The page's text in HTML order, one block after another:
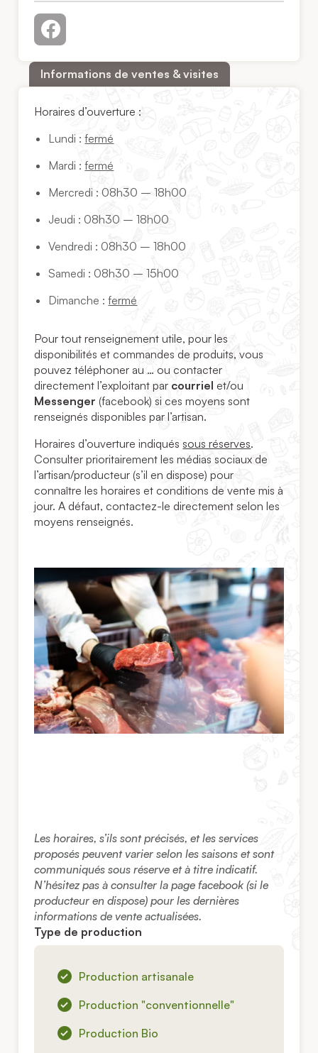
Informations de ventes & visites
Horaires d’ouverture :
Lundi :fermé
Mardi :fermé
Mercredi : 08h30 – 18h00
Jeudi : 08h30 – 18h00
Vendredi : 08h30 – 18h00
Samedi : 08h30 – 15h00
Dimanche :fermé
Pour tout renseignement utile, pour les
disponibilités et commandes de produits, vous
pouvez téléphoner au … ou contacter
directement l’exploitant par courriel et/ou
Messenger (facebook) si ces moyens sont
renseignés disponibles par l’artisan.
Horaires d’ouverture indiqués sous réserves.
Consulter prioritairement les médias sociaux de
l’artisan/producteur (s’il en dispose) pour
connaître les horaires et conditions de vente mis à
jour. A défaut, contactez-le directement selon les
moyens renseignés.
Les horaires, s’ils sont précisés, et les services
proposés peuvent varier selon les saisons et sont
communiqués sous réserve et à titre indicatif.
N’hésitez pas à consulter la page facebook (si le
producteur en dispose) pour les dernières
informations de vente actualisées.
Type de production
Production artisanale
Production "conventionnelle"
Production Bio